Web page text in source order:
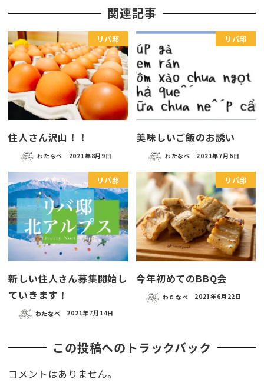
関連記事
リバ邸
住人さん沢山！！
わたなべ 2021年8月9日
リバ邸
美味しいご飯のお誘い
わたなべ 2021年7月6日
リバ邸
新しい住人さん募集開始し
ていきます！
わたなべ 2021年7月14日
リバ邸
今年初めてのBBQ会
わたなべ 2021年6月22日
この投稿へのトラックバック
コメントはありません。